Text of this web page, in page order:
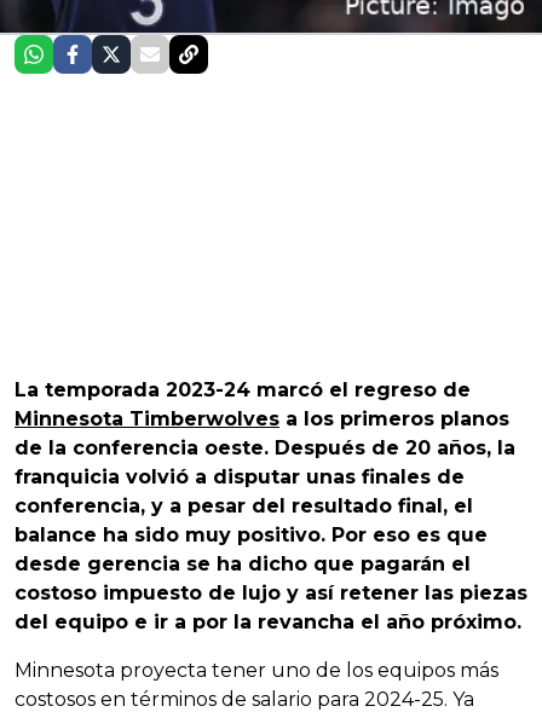
La temporada 2023-24 marcó el regreso de
Minnesota Timberwolves a los primeros planos
de la conferencia oeste. Después de 20 años, la
franquicia volvió a disputar unas finales de
conferencia, y a pesar del resultado final, el
balance ha sido muy positivo. Por eso es que
desde gerencia se ha dicho que pagarán el
costoso impuesto de lujo y así retener las piezas
del equipo e ir a por la revancha el año próximo.
Minnesota proyecta tener uno de los equipos más
costosos en términos de salario para 2024-25. Ya